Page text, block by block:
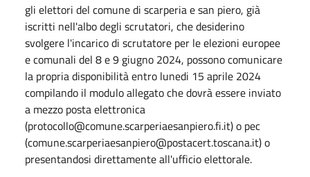
gli elettori del comune di scarperia e san piero, già
iscritti nell'albo degli scrutatori, che desiderino
svolgere l'incarico di scrutatore per le elezioni europee
e comunali del 8 e 9 giugno 2024, possono comunicare
la propria disponibilità entro lunedi 15 aprile 2024
compilando il modulo allegato che dovrà essere inviato
a mezzo posta elettronica
(protocollo@comune.scarperiaesanpiero.fi.it) o pec
(comune.scarperiaesanpiero@postacert.toscana.it) o
presentandosi direttamente all'ufficio elettorale.